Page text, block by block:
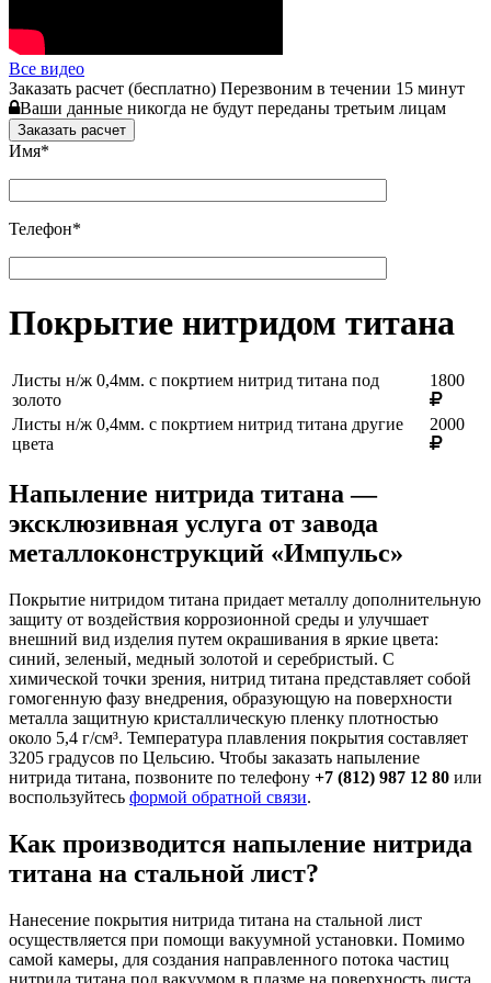
Все видео
Заказать расчет (бесплатно) Перезвоним в течении 15 минут
Ваши данные никогда не будут переданы третьим лицам
Имя*
Телефон*
Покрытие нитридом титана
Листы н/ж 0,4мм. с покртием нитрид титана под
золото
1800
Листы н/ж 0,4мм. с покртием нитрид титана другие
цвета
2000
Напыление нитрида титана —
эксклюзивная услуга от завода
металлоконструкций «Импульс»
Покрытие нитридом титана придает металлу дополнительную
защиту от воздействия коррозионной среды и улучшает
внешний вид изделия путем окрашивания в яркие цвета:
синий, зеленый, медный золотой и серебристый. С
химической точки зрения, нитрид титана представляет собой
гомогенную фазу внедрения, образующую на поверхности
металла защитную кристаллическую пленку плотностью
около 5,4 г/см³. Температура плавления покрытия составляет
3205 градусов по Цельсию. Чтобы заказать напыление
нитрида титана, позвоните по телефону +7 (812) 987 12 80 или
воспользуйтесь формой обратной связи.
Как производится напыление нитрида
титана на стальной лист?
Нанесение покрытия нитрида титана на стальной лист
осуществляется при помощи вакуумной установки. Помимо
самой камеры, для создания направленного потока частиц
нитрида титана под вакуумом в плазме на поверхность листа